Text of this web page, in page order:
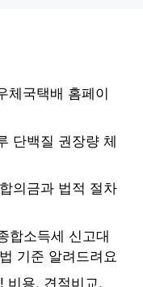
체국택배 홈페이
단백질 권장량 체
의금과 법적 절차
합소득세 신고대
기준 알려드려요
비용, 견적비교,